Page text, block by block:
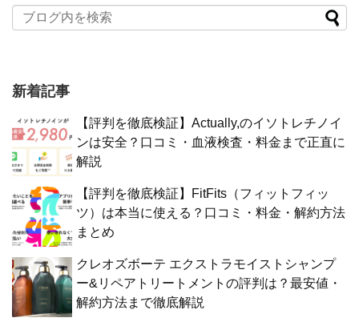
新着記事
【評判を徹底検証】Actually,のイソトレチノイ
ンは安全？口コミ・血液検査・料金まで正直に
解説
【評判を徹底検証】FitFits（フィットフィッ
ツ）は本当に使える？口コミ・料金・解約方法
まとめ
クレオズボーテ エクストラモイストシャンプ
ー&リペアトリートメントの評判は？最安値・
解約方法まで徹底解説